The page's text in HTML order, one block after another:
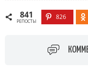
841
РЕПОСТЫ
826